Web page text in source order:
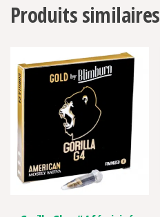
Produits similaires